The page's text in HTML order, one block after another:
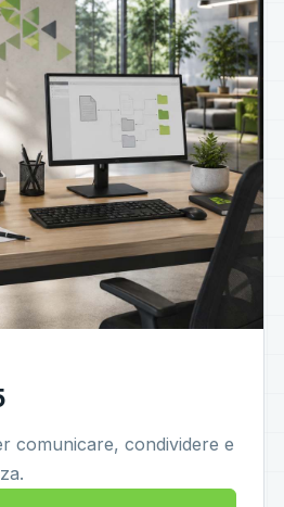
comunicare, condividere e